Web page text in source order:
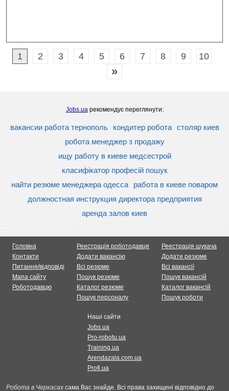
1 2 3 4 5 6 7 8 9 10
»
Jobs.uaрекомендує переглянути:
вакансии работа тернополь кондитер робота
столяр киев
робота менеджер з продажу
ищу работу в киеве медсестрой
класифікатор професій пошук
найти резюме менеджера одесса
работа в киеве поваром
должностная инструкция директора предприятия
аренда залов киев
Головна
Контакти
Питання/відповіді
Мапа сайту
Роботодавцю
Реестрація роботодавця
Додати вакансію
Всі резюме
Пошук резюме
Каталог резюме
Пошук персоналу
Реестрація шукача
Додати резюме
Всі вакансії
Пошук вакансій
Каталог вакансій
Пошук роботи
Наші сайти
Jobs.ua
Pro-robotu.ua
Training.ua
Arendazala.com.ua
Profi.ua
Робота в Черкасах сама Вас знайде. Всі права захищені відповідно до